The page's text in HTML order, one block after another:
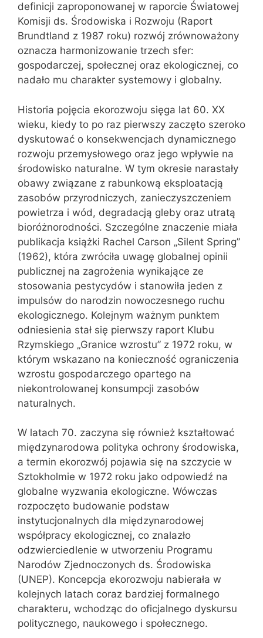
definicji zaproponowanej w raporcie Światowej
Komisji ds. Środowiska i Rozwoju (Raport
Brundtland z 1987 roku) rozwój zrównoważony
oznacza harmonizowanie trzech sfer:
gospodarczej, społecznej oraz ekologicznej, co
nadało mu charakter systemowy i globalny.
Historia pojęcia ekorozwoju sięga lat 60. XX
wieku, kiedy to po raz pierwszy zaczęto szeroko
dyskutować o konsekwencjach dynamicznego
rozwoju przemysłowego oraz jego wpływie na
środowisko naturalne. W tym okresie narastały
obawy związane z rabunkową eksploatacją
zasobów przyrodniczych, zanieczyszczeniem
powietrza i wód, degradacją gleby oraz utratą
bioróżnorodności. Szczególne znaczenie miała
publikacja książki Rachel Carson „Silent Spring”
(1962), która zwróciła uwagę globalnej opinii
publicznej na zagrożenia wynikające ze
stosowania pestycydów i stanowiła jeden z
impulsów do narodzin nowoczesnego ruchu
ekologicznego. Kolejnym ważnym punktem
odniesienia stał się pierwszy raport Klubu
Rzymskiego „Granice wzrostu” z 1972 roku, w
którym wskazano na konieczność ograniczenia
wzrostu gospodarczego opartego na
niekontrolowanej konsumpcji zasobów
naturalnych.
W latach 70. zaczyna się również kształtować
międzynarodowa polityka ochrony środowiska,
a termin ekorozwój pojawia się na szczycie w
Sztokholmie w 1972 roku jako odpowiedź na
globalne wyzwania ekologiczne. Wówczas
rozpoczęto budowanie podstaw
instytucjonalnych dla międzynarodowej
współpracy ekologicznej, co znalazło
odzwierciedlenie w utworzeniu Programu
Narodów Zjednoczonych ds. Środowiska
(UNEP). Koncepcja ekorozwoju nabierała w
kolejnych latach coraz bardziej formalnego
charakteru, wchodząc do oficjalnego dyskursu
politycznego, naukowego i społecznego.